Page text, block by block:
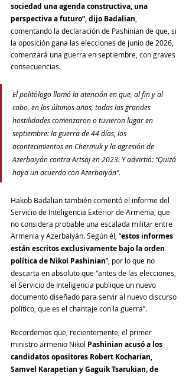
sociedad una agenda constructiva, una
perspectiva a futuro”, dijo Badalian,
comentando la declaración de Pashinian de que, si
la oposición gana las elecciones de junio de 2026,
comenzará una guerra en septiembre, con graves
consecuencias.
El politólogo llamó la atención en que, al fin y al
cabo, en los últimos años, todas las grandes
hostilidades comenzaron o tuvieron lugar en
septiembre: la guerra de 44 días, los
acontecimientos en Chermuk y la agresión de
Azerbaiyán contra Artsaj en 2023. Y advirtió: “Quizá
haya un acuerdo con Azerbaiyán”.
Hakob Badalian también comentó el informe del
Servicio de Inteligencia Exterior de Armenia, que
no considera probable una escalada militar entre
Armenia y Azerbaiyán. Según él, “estos informes
están escritos exclusivamente bajo la orden
política de Nikol Pashinian”, por lo que no
descarta en absoluto que “antes de las elecciones,
el Servicio de Inteligencia publique un nuevo
documento diseñado para servir al nuevo discurso
político, que es el chantaje con la guerra”.
Recordemos que, recientemente, el primer
ministro armenio Nikol Pashinian acusó a los
candidatos opositores Robert Kocharian,
Samvel Karapetian y Gaguik Tsarukian, de